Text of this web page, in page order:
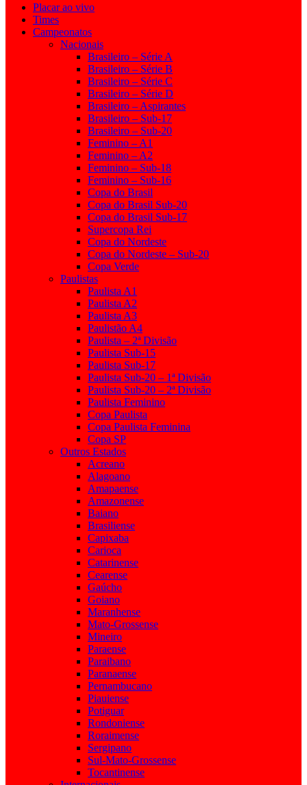
Placar ao vivo
Times
Campeonatos
Nacionais
Brasileiro – Série A
Brasileiro – Série B
Brasileiro – Série C
Brasileiro – Série D
Brasileiro – Aspirantes
Brasileiro – Sub-17
Brasileiro – Sub-20
Feminino – A1
Feminino – A2
Feminino – Sub-18
Feminino – Sub-16
Copa do Brasil
Copa do Brasil Sub-20
Copa do Brasil Sub-17
Supercopa Rei
Copa do Nordeste
Copa do Nordeste – Sub-20
Copa Verde
Paulistas
Paulista A1
Paulista A2
Paulista A3
Paulistão A4
Paulista – 2ª Divisão
Paulista Sub-15
Paulista Sub-17
Paulista Sub-20 – 1ª Divisão
Paulista Sub-20 – 2ª Divisão
Paulista Feminino
Copa Paulista
Copa Paulista Feminina
Copa SP
Outros Estados
Acreano
Alagoano
Amapaense
Amazonense
Baiano
Brasiliense
Capixaba
Carioca
Catarinense
Cearense
Gaúcho
Goiano
Maranhense
Mato-Grossense
Mineiro
Paraense
Paraibano
Paranaense
Pernambucano
Piauiense
Potiguar
Rondoniense
Roraimense
Sergipano
Sul-Mato-Grossense
Tocantinense